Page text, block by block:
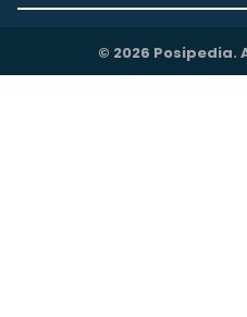
© 2026 Posipedia.